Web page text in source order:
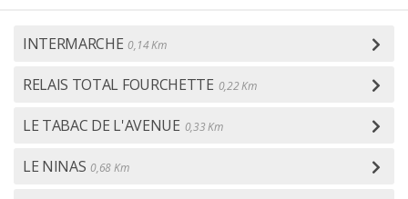
INTERMARCHE 0,14 Km
RELAIS TOTAL FOURCHETTE 0,22 Km
LE TABAC DE L'AVENUE 0,33 Km
LE NINAS 0,68 Km